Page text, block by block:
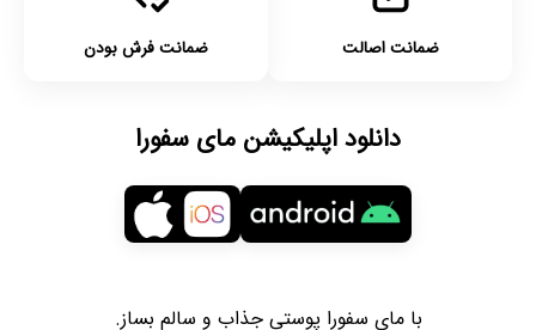
ضمانت اصالت ضمانت فرش بودن
دانلود اپلیکیشن مای سفورا
با مای سفورا پوستی جذاب و سالم بساز.